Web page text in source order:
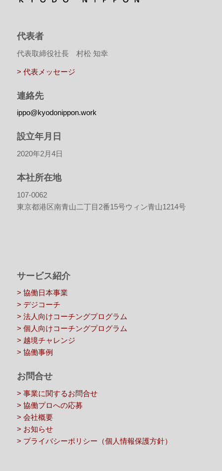
代表者
代表取締役社長 村松 知幸
> 代表メッセージ
連絡先
ippo@kyodonippon.work
設立年月日
2020年2月4日
本社所在地
107-0062
東京都港区南青山二丁目2番15号ウィン青山1214号
サービス紹介
> 協働日本事業
> デジコーチ
> 法人向けコーチングプログラム
> 個人向けコーチングプログラム
> 越境チャレンジ
> 協働事例
お問合せ
> 事業に関するお問合せ
> 協働プロへの応募
> 会社概要
> お知らせ
> プライバシーポリシー（個人情報保護方針）